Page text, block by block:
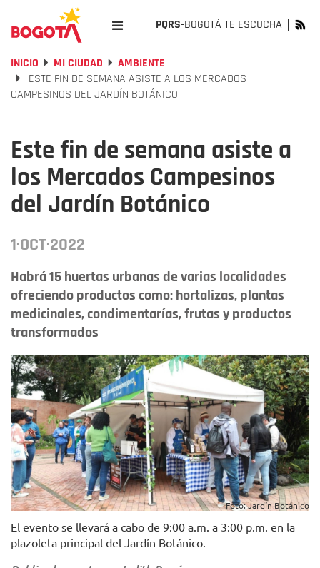
PQRS-BOGOTÁ TE ESCUCHA
INICIO MI CIUDAD
AMBIENTE
ESTE FIN DE SEMANA ASISTE A LOS MERCADOS
CAMPESINOS DEL JARDÍN BOTÁNICO
Este fin de semana asiste a
los Mercados Campesinos
del Jardín Botánico
1·OCT·2022
Habrá 15 huertas urbanas de varias localidades
ofreciendo productos como: hortalizas, plantas
medicinales, condimentarías, frutas y productos
transformados
Foto: Jardín Botánico
El evento se llevará a cabo de 9:00 a.m. a 3:00 p.m. en la
plazoleta principal del Jardín Botánico.